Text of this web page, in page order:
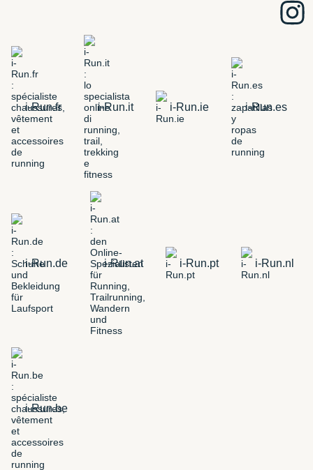
i-Run.fr i-Run.it i-Run.ie i-Run.es
i-Run.de i-Run.at i-Run.pt i-Run.nl
i-Run.be